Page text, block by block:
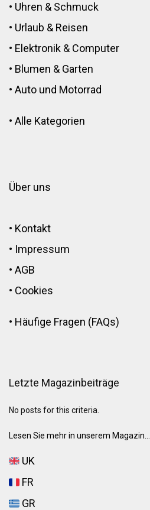
• Uhren & Schmuck
• Urlaub & Reisen
• Elektronik & Computer
• Blumen & Garten
• Auto und Motorrad
• Alle Kategorien
Über uns
• Kontakt
• Impressum
• AGB
• Cookies
• Häufige Fragen (FAQs)
Letzte Magazinbeiträge
No posts for this criteria.
Lesen Sie mehr in unserem Magazin...
UK
FR
GR